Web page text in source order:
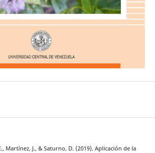
Martínez, J., & Saturno, D. (2019). Aplicación de la